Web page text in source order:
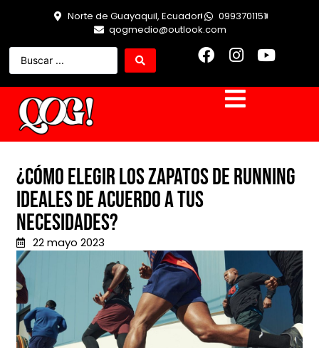
Norte de Guayaquil, Ecuador
0993701151
qogmedio@outlook.com
¿Cómo elegir los zapatos de running
ideales de acuerdo a tus
necesidades?
22 mayo 2023